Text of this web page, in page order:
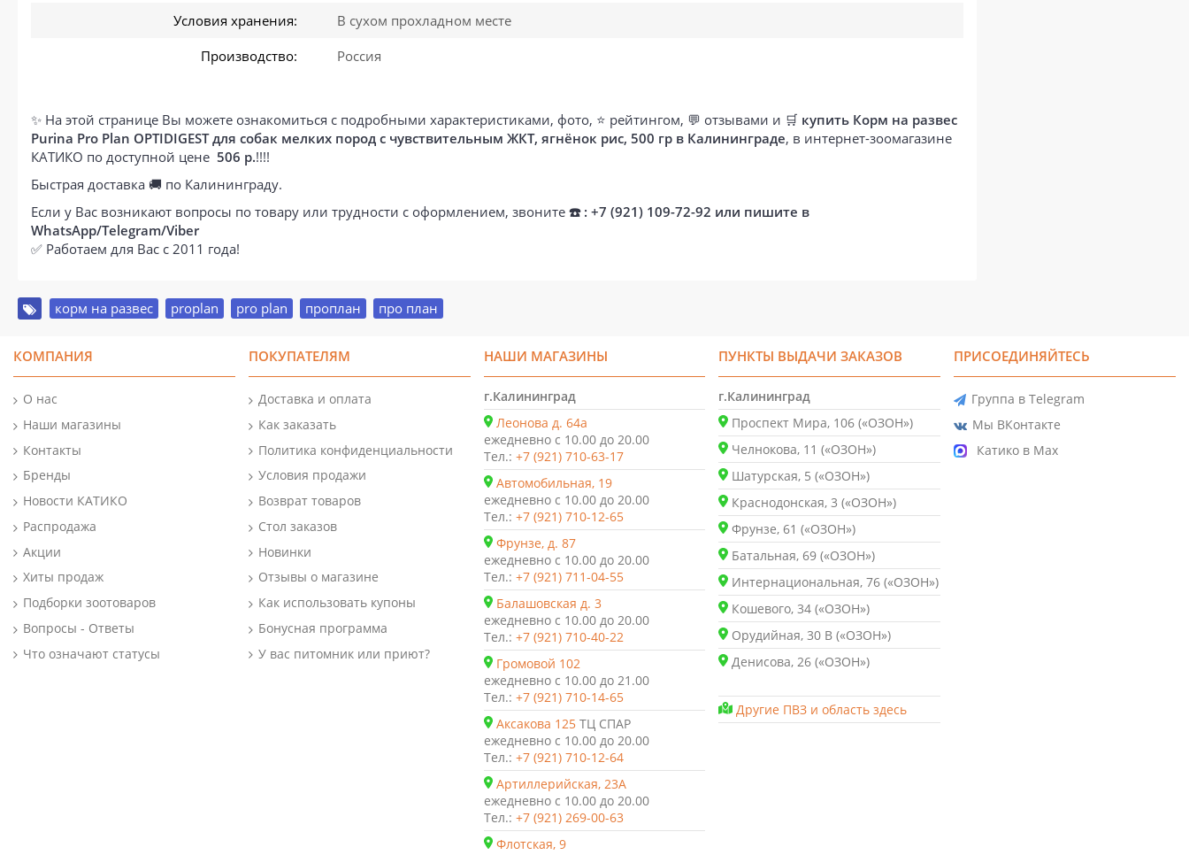
Условия хранения:
В сухом прохладном месте
Производство:
Россия
✨ На этой странице Вы можете ознакомиться с подробными характеристиками, фото, ⭐ рейтингом, 💬 отзывами и 🛒 купить Корм на развес
Purina Pro Plan OPTIDIGEST для собак мелких пород с чувствительным ЖКТ, ягнёнок рис, 500 гр в Калининграде, в интернет-зоомагазине
КАТИКО по доступной цене 506 р.!!!!
Быстрая доставка 🚚 по Калининграду.
Если у Вас возникают вопросы по товару или трудности с оформлением, звоните ☎️ : +7 (921) 109-72-92 или пишите в
WhatsApp/Telegram/Viber
✅ Работаем для Вас с 2011 года!
корм на развес proplan pro plan проплан про план
КОМПАНИЯ
О нас
Наши магазины
Контакты
Бренды
Новости КАТИКО
Распродажа
Акции
Хиты продаж
Подборки зоотоваров
Вопросы - Ответы
Что означают статусы
ПОКУПАТЕЛЯМ
Доставка и оплата
Как заказать
Политика конфиденциальности
Условия продажи
Возврат товаров
Стол заказов
Новинки
Отзывы о магазине
Как использовать купоны
Бонусная программа
У вас питомник или приют?
НАШИ МАГАЗИНЫ
г.Калининград
Леонова д. 64а
ежедневно с 10.00 до 20.00
Тел.: +7 (921) 710-63-17
Автомобильная, 19
ежедневно с 10.00 до 20.00
Тел.: +7 (921) 710-12-65
Фрунзе, д. 87
ежедневно с 10.00 до 20.00
Тел.: +7 (921) 711-04-55
Балашовская д. 3
ежедневно с 10.00 до 20.00
Тел.: +7 (921) 710-40-22
Громовой 102
ежедневно с 10.00 до 21.00
Тел.: +7 (921) 710-14-65
Аксакова 125 ТЦ СПАР
ежедневно с 10.00 до 20.00
Тел.: +7 (921) 710-12-64
Артиллерийская, 23А
ежедневно с 10.00 до 20.00
Тел.: +7 (921) 269-00-63
Флотская, 9
ПУНКТЫ ВЫДАЧИ ЗАКАЗОВ
г.Калининград
Проспект Мира, 106 («ОЗОН»)
Челнокова, 11 («ОЗОН»)
Шатурская, 5 («ОЗОН»)
Краснодонская, 3 («ОЗОН»)
Фрунзе, 61 («ОЗОН»)
Батальная, 69 («ОЗОН»)
Интернациональная, 76 («ОЗОН»)
Кошевого, 34 («ОЗОН»)
Орудийная, 30 В («ОЗОН»)
Денисова, 26 («ОЗОН»)
Другие ПВЗ и область здесь
ПРИСОЕДИНЯЙТЕСЬ
Группа в Telegram
Мы ВКонтакте
Катико в Max